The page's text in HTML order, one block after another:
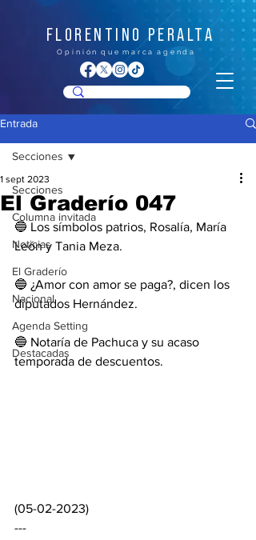
FLORENTINO PERALTA
O p i n i ó n q u e m a r c a a g e n d a
Entrada
Secciones
Columna invitada
Noticias
El Graderío
Nacional
Agenda Setting
Destacadas
Secciones
El Graderío 047
1 sept 2023
🔵 Los símbolos patrios, Rosalía, María
León y Tania Meza.
🔵 ¿Amor con amor se paga?, dicen los
diputados Hernández.
🔵 Notaría de Pachuca y su acaso
temporada de descuentos.
(05-02-2023)
---